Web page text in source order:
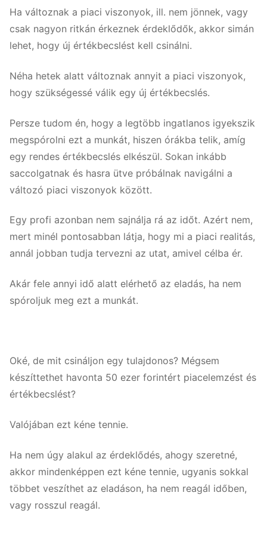
Ha változnak a piaci viszonyok, ill. nem jönnek, vagy
csak nagyon ritkán érkeznek érdeklődők, akkor simán
lehet, hogy új értékbecslést kell csinálni.
Néha hetek alatt változnak annyit a piaci viszonyok,
hogy szükségessé válik egy új értékbecslés.
Persze tudom én, hogy a legtöbb ingatlanos igyekszik
megspórolni ezt a munkát, hiszen órákba telik, amíg
egy rendes értékbecslés elkészül. Sokan inkább
saccolgatnak és hasra ütve próbálnak navigálni a
változó piaci viszonyok között.
Egy profi azonban nem sajnálja rá az időt. Azért nem,
mert minél pontosabban látja, hogy mi a piaci realitás,
annál jobban tudja tervezni az utat, amivel célba ér.
Akár fele annyi idő alatt elérhető az eladás, ha nem
spóroljuk meg ezt a munkát.
Oké, de mit csináljon egy tulajdonos? Mégsem
készíttethet havonta 50 ezer forintért piacelemzést és
értékbecslést?
Valójában ezt kéne tennie.
Ha nem úgy alakul az érdeklődés, ahogy szeretné,
akkor mindenképpen ezt kéne tennie, ugyanis sokkal
többet veszíthet az eladáson, ha nem reagál időben,
vagy rosszul reagál.